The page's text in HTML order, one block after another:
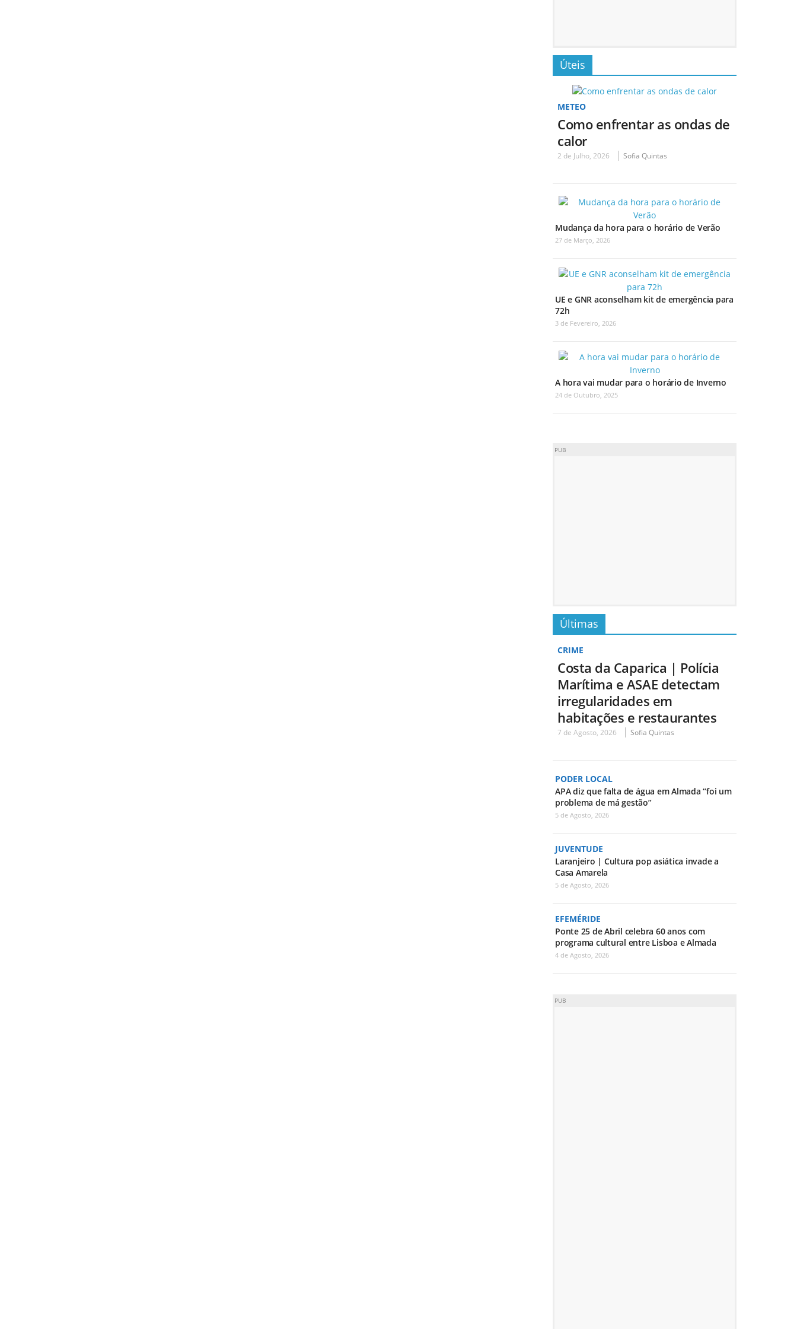
Úteis
METEO
Como enfrentar as ondas de
calor
2 de Julho, 2026 Sofia Quintas
Mudança da hora para o horário de Verão
27 de Março, 2026
UE e GNR aconselham kit de emergência para
72h
3 de Fevereiro, 2026
A hora vai mudar para o horário de Inverno
24 de Outubro, 2025
PUB
Últimas
CRIME
Costa da Caparica | Polícia
Marítima e ASAE detectam
irregularidades em
habitações e restaurantes
7 de Agosto, 2026 Sofia Quintas
PODER LOCAL
APA diz que falta de água em Almada “foi um
problema de má gestão”
5 de Agosto, 2026
JUVENTUDE
Laranjeiro | Cultura pop asiática invade a
Casa Amarela
5 de Agosto, 2026
EFEMÉRIDE
Ponte 25 de Abril celebra 60 anos com
programa cultural entre Lisboa e Almada
4 de Agosto, 2026
PUB